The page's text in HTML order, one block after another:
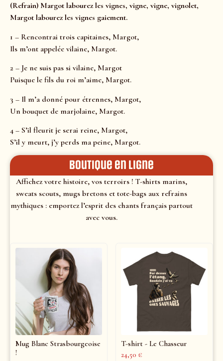
(Refrain) Margot labourez les vignes, vigne, vigne, vignolet,
Margot labourez les vignes gaiement.
1 – Rencontrai trois capitaines, Margot,
Ils m’ont appelée vilaine, Margot.
2 – Je ne suis pas si vilaine, Margot
Puisque le fils du roi m’aime, Margot.
3 – Il m’a donné pour étrennes, Margot,
Un bouquet de marjolaine, Margot.
4 – S’il fleurit je serai reine, Margot,
S’il y meurt, j’y perds ma peine, Margot.
Boutique en ligne
Affichez votre histoire, vos terroirs ! T-shirts marins,
sweats scouts, mugs bretons et tote-bags aux refrains
mythiques : emportez l’esprit des chants français partout
avec vous.
Mug Blanc Strasbourgeoise
!
T-shirt - Le Chasseur
24,50 €